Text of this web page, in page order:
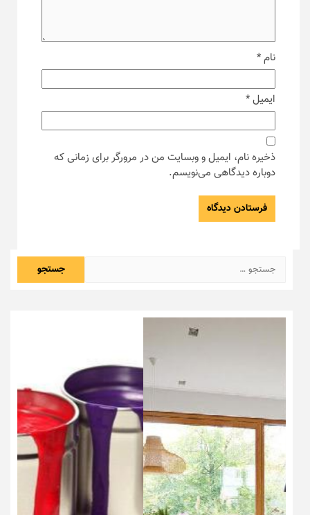
نام*
ایمیل*
ذخیره نام، ایمیل و وبسایت من در مرورگر برای زمانی که
دوباره دیدگاهی می‌نویسم.
جستجو
برای: